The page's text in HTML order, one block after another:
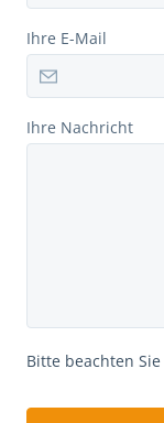
Ihre E-Mail
Ihre Nachricht
Bitte beachten